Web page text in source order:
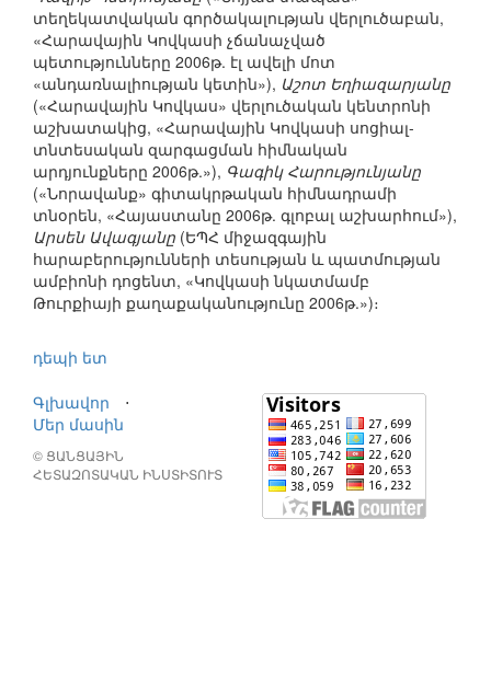
տեղեկատվական գործակալության վերլուծաբան,
«Հարավային Կովկասի չճանաչված
պետությունները 2006թ. էլ ավելի մոտ
«անդառնալիության կետին»), Աշոտ Եղիազարյանը
(«Հարավային Կովկաս» վերլուծական կենտրոնի
աշխատակից, «Հարավային Կովկասի սոցիալ-
տնտեսական զարգացման հիմնական
արդյունքները 2006թ.»), Գագիկ Հարությունյանը
(«Նորավանք» գիտակրթական հիմնադրամի
տնօրեն, «Հայաստանը 2006թ. գլոբալ աշխարհում»),
Արսեն Ավագյանը (ԵՊՀ միջազգային
հարաբերությունների տեսության և պատմության
ամբիոնի դոցենտ, «Կովկասի նկատմամբ
Թուրքիայի քաղաքականությունը 2006թ.»)։
դեպի ետ
Գլխավոր
⋅
Մեր մասին
© ՑԱՆՑԱՅԻՆ
ՀԵՏԱԶՈՏԱԿԱՆ ԻՆՍՏԻՏՈՒՏ